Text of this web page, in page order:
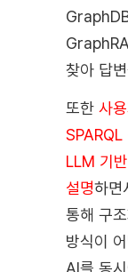
찾아 답
또한 사
SPARQL
LLM 기
설명하면
통해 구
방식이
AI를 동